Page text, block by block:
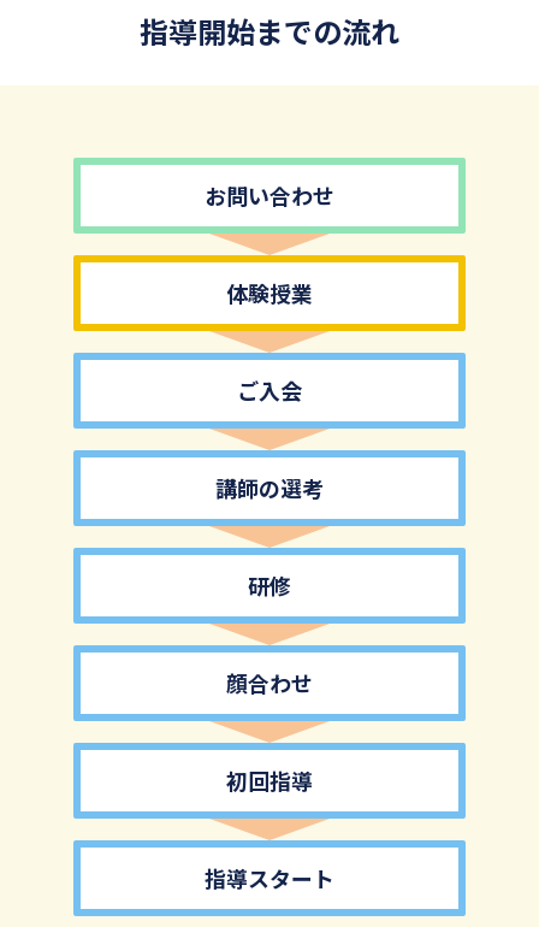
指導開始までの流れ
お問い合わせ
体験授業
ご入会
講師の選考
研修
顔合わせ
初回指導
指導スタート